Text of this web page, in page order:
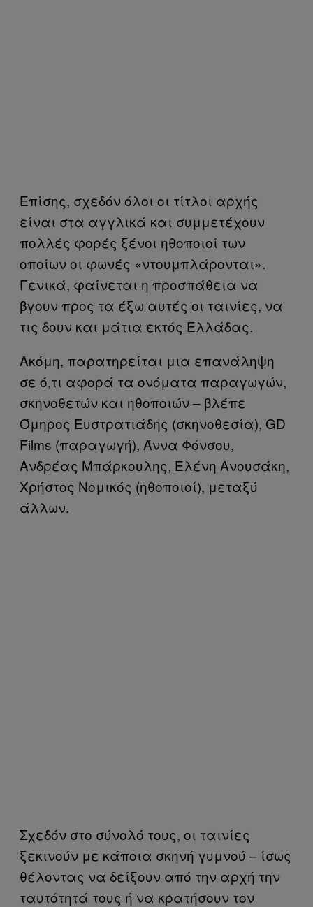
Επίσης, σχεδόν όλοι οι τίτλοι αρχής
είναι στα αγγλικά και συμμετέχουν
πολλές φορές ξένοι ηθοποιοί των
οποίων οι φωνές «ντουμπλάρονται».
Γενικά, φαίνεται η προσπάθεια να
βγουν προς τα έξω αυτές οι ταινίες, να
τις δουν και μάτια εκτός Ελλάδας.
Ακόμη, παρατηρείται μια επανάληψη
σε ό,τι αφορά τα ονόματα παραγωγών,
σκηνοθετών και ηθοποιών – βλέπε
Όμηρος Ευστρατιάδης (σκηνοθεσία), GD
Films (παραγωγή), Άννα Φόνσου,
Ανδρέας Μπάρκουλης, Ελένη Ανουσάκη,
Χρήστος Νομικός (ηθοποιοί), μεταξύ
άλλων.
Σχεδόν στο σύνολό τους, οι ταινίες
ξεκινούν με κάποια σκηνή γυμνού – ίσως
θέλοντας να δείξουν από την αρχή την
ταυτότητά τους ή να κρατήσουν τον